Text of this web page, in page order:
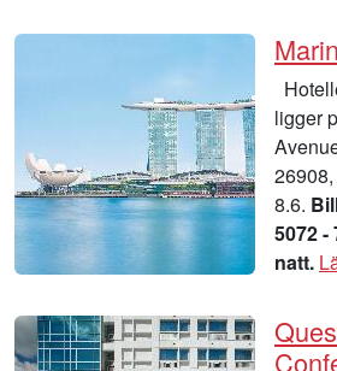
ligger
8.6.
5072 -
natt.